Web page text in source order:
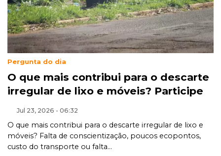
Pergunta do dia
O que mais contribui para o descarte
irregular de lixo e móveis? Participe
Jul 23, 2026 - 06:32
O que mais contribui para o descarte irregular de lixo e
móveis? Falta de conscientização, poucos ecopontos,
custo do transporte ou falta...